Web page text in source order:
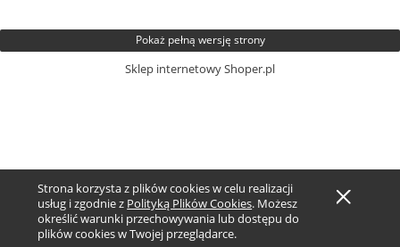
Strona korzysta z plików cookies w celu realizacji
usług i zgodnie z Polityką Plików Cookies. Możesz
określić warunki przechowywania lub dostępu do
plików cookies w Twojej przeglądarce.
Pokaż pełną wersję strony
Sklep internetowy Shoper.pl